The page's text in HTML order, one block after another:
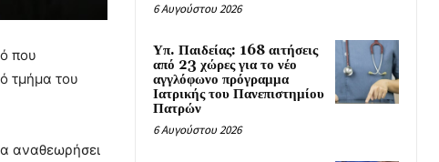
που
τμήμα του
αναθεωρήσει
6 Αυγούστου 2026
Υπ. Παιδείας: 168 αιτήσεις
από 23 χώρες για το νέο
αγγλόφωνο πρόγραμμα
Ιατρικής του Πανεπιστημίου
Πατρών
6 Αυγούστου 2026